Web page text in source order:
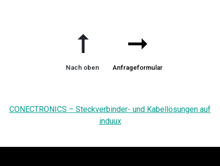
➞
Nach oben
➞
Anfrageformular
CONECTRONICS – Steckverbinder- und Kabellösungen auf
induux